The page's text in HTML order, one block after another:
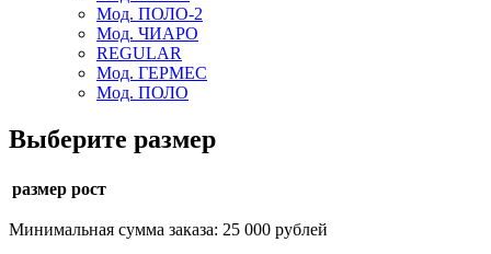
Мод. ПОЛО-2
Мод. ЧИАРО
REGULAR
Мод. ГЕРМЕС
Мод. ПОЛО
Выберите размер
размер рост
Минимальная сумма заказа: 25 000 рублей